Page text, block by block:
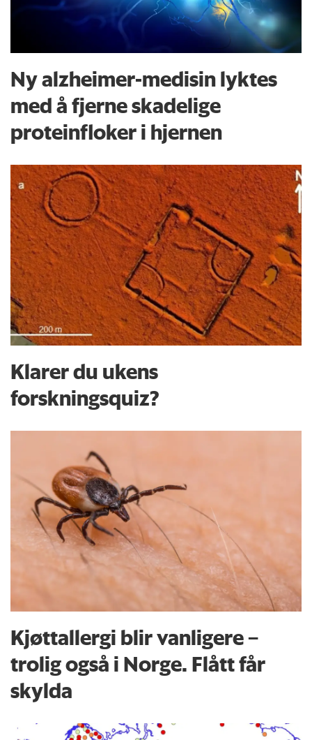
Ny alzheimer-medisin lyktes
med å fjerne skadelige
proteinfloker i hjernen
Klarer du ukens
forskningsquiz?
Kjøttallergi blir vanligere –
trolig også i Norge. Flått får
skylda